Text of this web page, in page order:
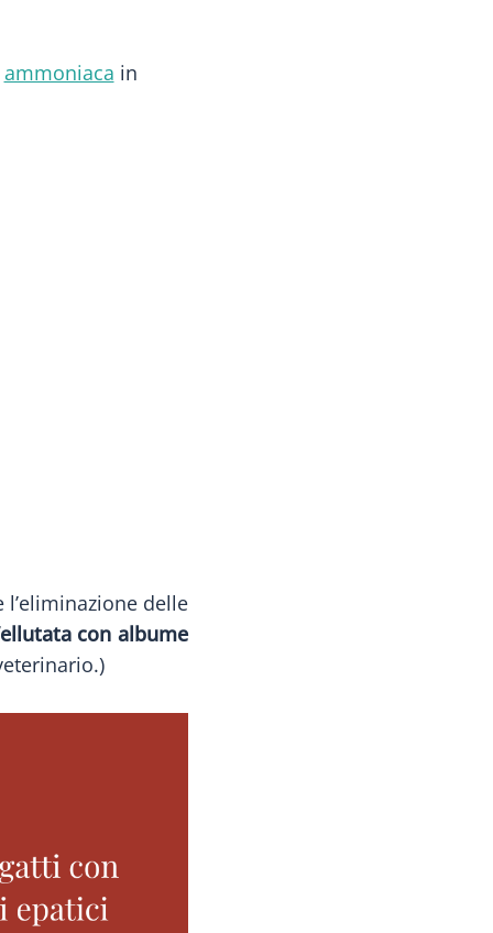
ammoniaca in
delle
con albume